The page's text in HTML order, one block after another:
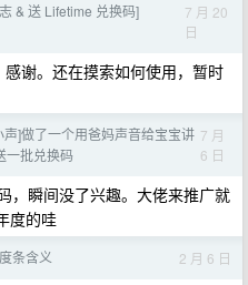
& 送 Lifetime 兑换码]
7 月 20
日
谢。还在摸索如何使用，暂时
声]做了一个用爸妈声音给宝宝讲
一批兑换码
7 月
6 日
，瞬间没了兴趣。大佬来推广就
度的哇
条含义 2 月 6 日